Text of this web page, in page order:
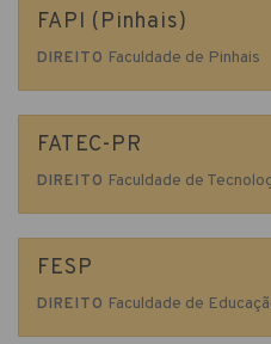
FAPI (Pinhais)
DIREITO Faculdade de Pinhais
FATEC-PR
DIREITO Faculdade de
FESP
DIREITO Faculdade de